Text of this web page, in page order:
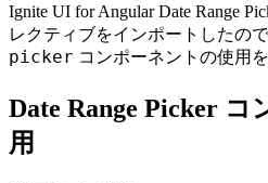
Ignite UI for Angular Date Range
レクティブをインポートしたので
picker コンポーネントの使用
Date Range Picker
用